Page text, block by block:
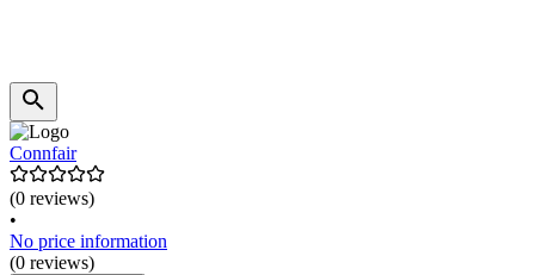
Connfair
(0 reviews)
•
No price information
(0 reviews)